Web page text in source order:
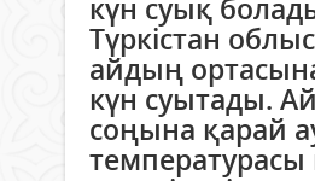
күн суық
Түркістан
айдың
күн суытады.
соңына қарай
температурасы